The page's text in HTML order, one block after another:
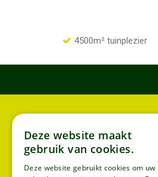
4500m² tuinplezier
INFORMATIE
Algemene voorwaarden
Privacy policy
Deze website maakt
gebruik van cookies.
Deze website gebruikt cookies om uw